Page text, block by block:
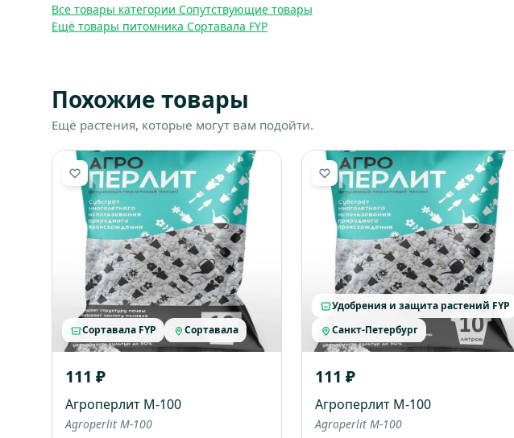
Все товары категории Сопутствующие товары
Ещё товары питомника Сортавала FYP
Похожие товары
Ещё растения, которые могут вам подойти.
Сортавала FYP Сортавала
111 ₽
Агроперлит М-100
Agroperlit M-100
Удобрения и защита растений FYP
Санкт-Петербург
111 ₽
Агроперлит М-100
Agroperlit M-100